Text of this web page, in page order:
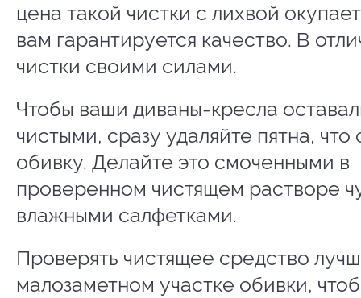
цена такой чистки с лихвой
вам гарантируется качество. В
чистки своими силами.
Чтобы ваши диваны-кресла
чистыми, сразу удаляйте пятна,
обивку. Делайте это смоченными в
проверенном чистящем растворе
влажными салфетками.
Проверять чистящее средство
малозаметном участке обивки,